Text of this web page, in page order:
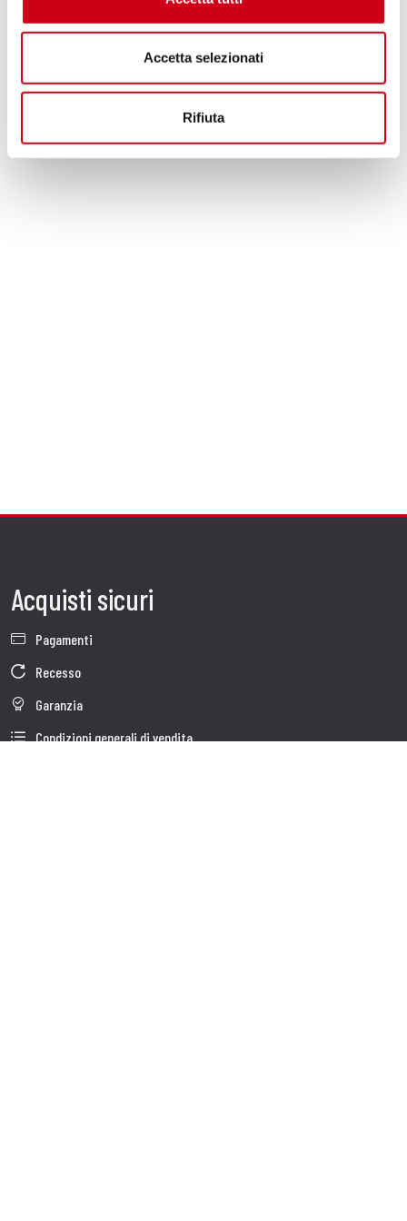
Accetta selezionati
Rifiuta
Acquisti sicuri
Pagamenti
Recesso
Garanzia
Condizioni generali di vendita